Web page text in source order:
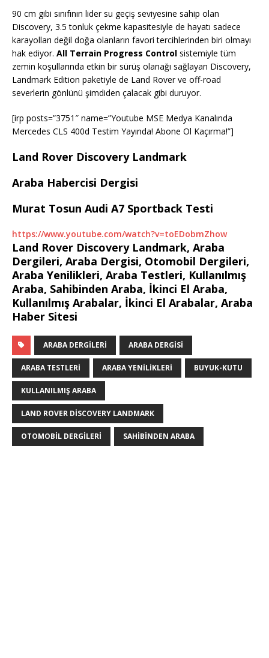
90 cm gibi sınıfının lider su geçiş seviyesine sahip olan
Discovery, 3.5 tonluk çekme kapasitesiyle de hayatı sadece
karayolları değil doğa olanların favori tercihlerinden biri olmayı
hak ediyor. All Terrain Progress Control sistemiyle tüm
zemin koşullarında etkin bir sürüş olanağı sağlayan Discovery,
Landmark Edition paketiyle de Land Rover ve off-road
severlerin gönlünü şimdiden çalacak gibi duruyor.
[irp posts=”3751″ name=”Youtube MSE Medya Kanalında
Mercedes CLS 400d Testim Yayında! Abone Ol Kaçırma!”]
Land Rover Discovery Landmark
Araba Habercisi Dergisi
Murat Tosun Audi A7 Sportback Testi
https://www.youtube.com/watch?v=toEDobmZhow
Land Rover Discovery Landmark, Araba
Dergileri, Araba Dergisi, Otomobil Dergileri,
Araba Yenilikleri, Araba Testleri, Kullanılmış
Araba, Sahibinden Araba, İkinci El Araba,
Kullanılmış Arabalar, İkinci El Arabalar, Araba
Haber Sitesi
ARABA DERGILERI ARABA DERGISI
ARABA TESTLERI ARABA YENILIKLERI BUYUK-KUTU
KULLANILMIŞ ARABA
LAND ROVER DISCOVERY LANDMARK
OTOMOBIL DERGILERI SAHIBINDEN ARABA